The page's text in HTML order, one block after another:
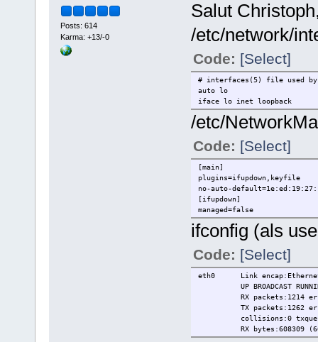
Posts: 614
Karma: +13/-0
Salut
/etc/network/
Code: [Select]
# interfaces(5) file used
auto lo
iface lo inet loopback
/etc/
Code: [Select]
[main]
plugins=ifupdown,keyfile
no-auto-
[ifupdown]
managed=false
ifconfig (als
Code: [Select]
eth0 Link encap:Ethernet
UP BROADCAST
RX packets:1214
TX packets:1262
collisions:0
RX bytes:608309